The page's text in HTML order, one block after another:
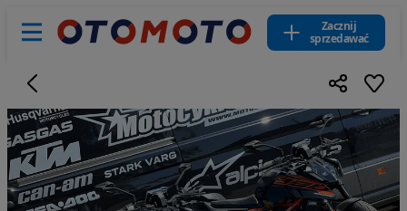
Zacznij
sprzedawać